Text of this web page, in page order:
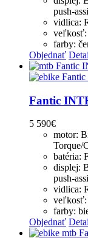
push-
vidlica:
veľkosť:
farby:
Objednať
Fantic
5 590€
motor:
Torque/
batéria:
displej:
push-
vidlica:
veľkosť:
farby:
Objednať